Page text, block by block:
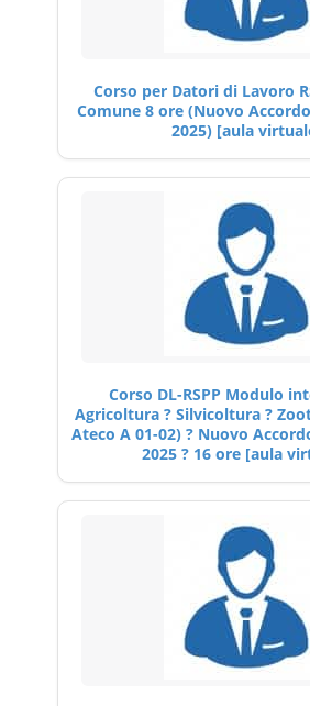
Corso per Datori di Lavoro
Comune 8 ore (Nuovo
2025) [aula
Corso DL-RSPP Modulo
Agricoltura ? Silvicoltura ?
Ateco A 01-02) ? Nuovo
2025 ? 16 ore [aula